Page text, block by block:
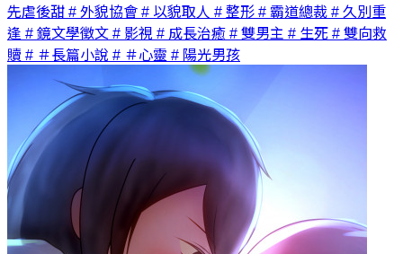
先虐後甜 # 外貌協會 # 以貌取人 # 整形 # 霸道總裁 # 久別重
逢 # 鏡文學徵文 # 影視 # 成長治癒 # 雙男主 # 生死 # 雙向救
贖 # ＃長篇小說 # ＃心靈 # 陽光男孩